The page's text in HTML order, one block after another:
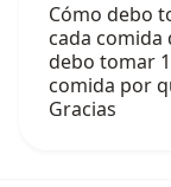
Cómo debo
cada comida
debo tomar
comida por
Gracias